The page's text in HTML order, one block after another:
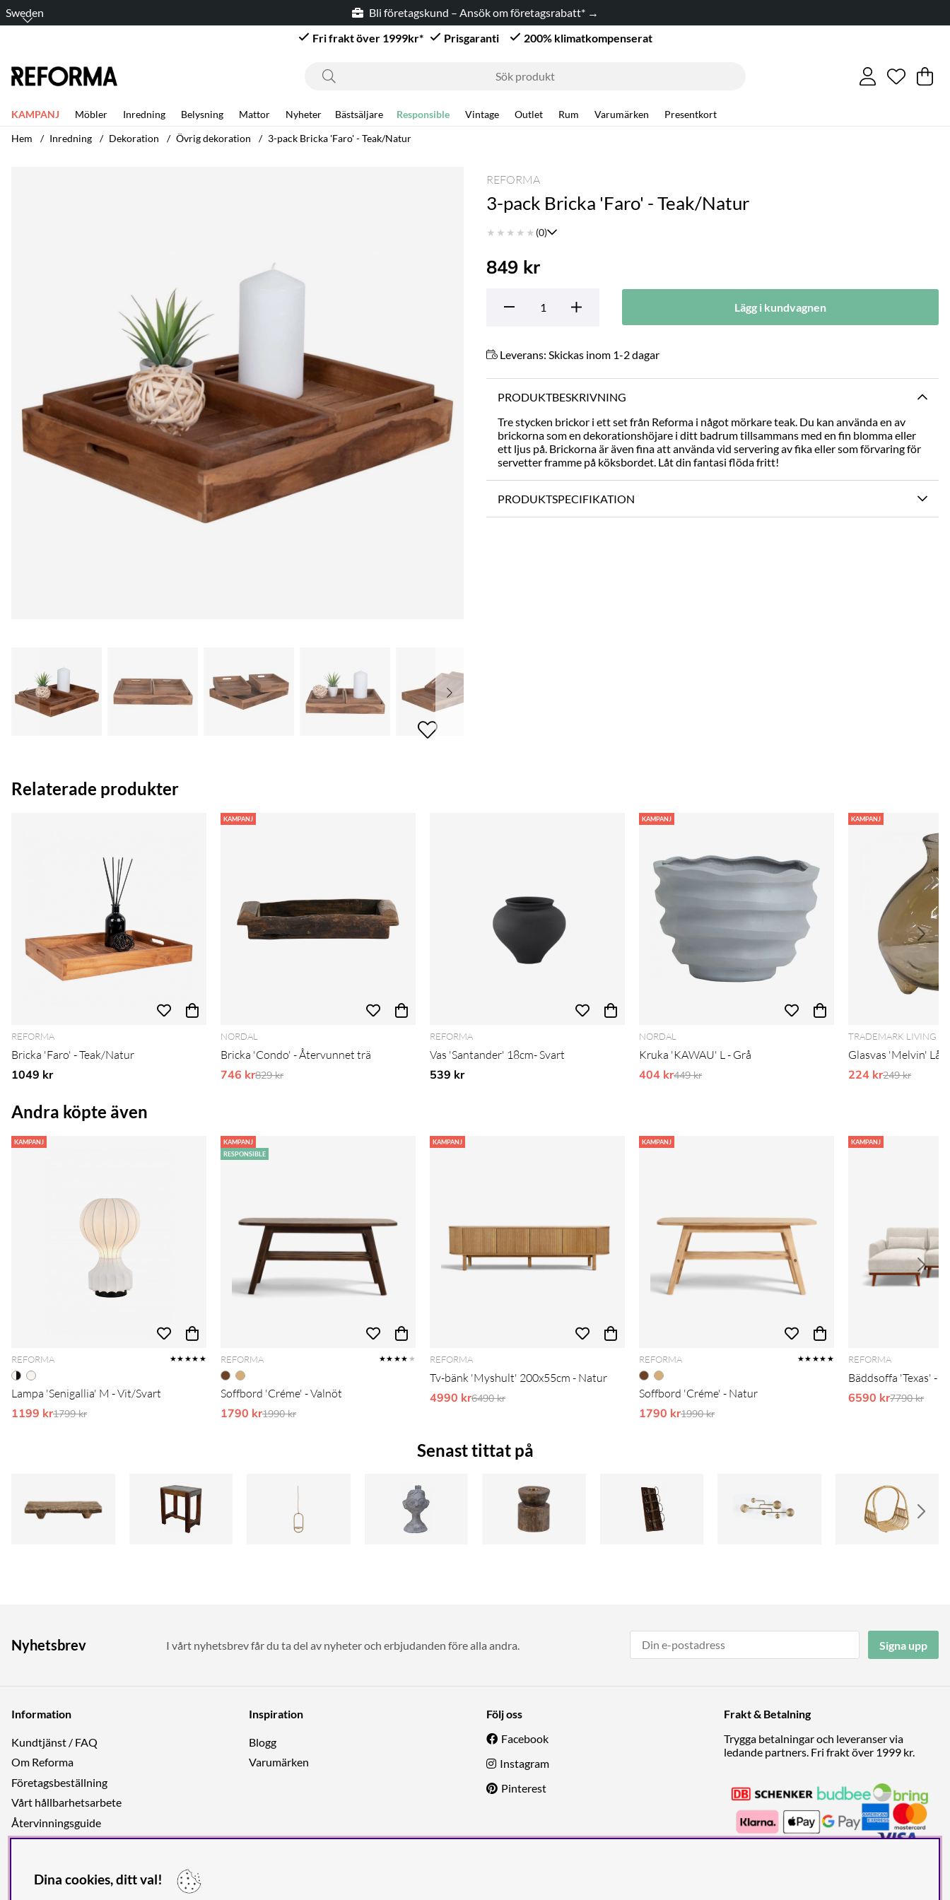
Sweden
Bli företagskund – Ansök om företagsrabatt* →
Fri frakt över 1999kr*
Prisgaranti 200% klimatkompenserat
Antal i
. .
KAMPANJ Möbler Inredning Belysning Mattor Nyheter Bästsäljare Responsible Vintage Outlet Rum Varumärken
Presentkort
Hem
Inredning Dekoration Övrig dekoration 3-pack Bricka 'Faro' - Teak/Natur
REFORMA
3-pack Bricka 'Faro' - Teak/Natur
★ ★ ★ ★ ★ (0)
849 kr
Lägg i kundvagnen
Leverans: Skickas inom 1-2 dagar
PRODUKTBESKRIVNING
Tre stycken brickor i ett set från Reforma i något mörkare teak. Du kan använda en av
brickorna som en dekorationshöjare i ditt badrum tillsammans med en fin blomma eller
ett ljus på. Brickorna är även fina att använda vid servering av fika eller som förvaring för
servetter framme på köksbordet. Låt din fantasi flöda fritt!
PRODUKTSPECIFIKATION
Relaterade produkter
REFORMA
Bricka 'Faro' - Teak/Natur
1049 kr
KAMPANJ
NORDAL
Bricka 'Condo' - Återvunnet trä
746 krOrdinarie pris:
829 kr
REFORMA
Vas 'Santander' 18cm- Svart
539 kr
KAMPANJ
NORDAL
Kruka 'KAWAU' L - Grå
404 krOrdinarie pris:
449 kr
KAMPANJ
TRADEMARK LIVING
Glasvas 'Melvin' Låg
224 krOrdinarie
249 kr
Andra köpte även
KAMPANJ
REFORMA ★★★★★
Lampa 'Senigallia' M - Vit/Svart
1199 krOrdinarie pris:
1799 kr
KAMPANJ
RESPONSIBLE
REFORMA ★★★★ ★
Soffbord 'Créme' - Valnöt
1790 krOrdinarie pris:
1990 kr
KAMPANJ
REFORMA
Tv-bänk 'Myshult' 200x55cm - Natur
4990 krOrdinarie pris:
6490 kr
KAMPANJ
REFORMA ★★★★★
Soffbord 'Créme' - Natur
1790 krOrdinarie pris:
1990 kr
KAMPANJ
REFORMA
Bäddsoffa 'Texas' -
6590 krOrdinarie
7790 kr
Senast tittat på
Nyhetsbrev I vårt nyhetsbrev får du ta del av nyheter och erbjudanden före alla andra. Signa upp
Information
Kundtjänst / FAQ
Om Reforma
Företagsbeställning
Vårt hållbarhetsarbete
Återvinningsguide
Integritetspolicy
Inspiration
Blogg
Varumärken
Följ oss
Facebook
Instagram
Pinterest
Frakt & Betalning
Trygga betalningar och leveranser via
ledande partners. Fri frakt över 1999 kr.
Dina cookies, ditt val!